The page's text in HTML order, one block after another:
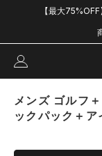
【最大
メンズ ゴルフ
ックパック＋ア